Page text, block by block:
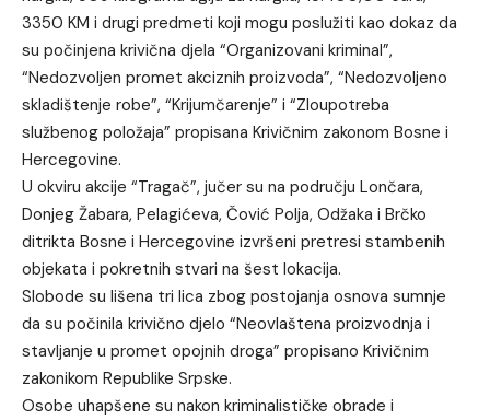
3350 KM i drugi predmeti koji mogu poslužiti kao dokaz da
su počinjena krivična djela “Organizovani kriminal”,
“Nedozvoljen promet akciznih proizvoda”, “Nedozvoljeno
skladištenje robe”, “Krijumčarenje” i “Zloupotreba
službenog položaja” propisana Krivičnim zakonom Bosne i
Hercegovine.
U okviru akcije “Tragač”, jučer su na području Lončara,
Donjeg Žabara, Pelagićeva, Čović Polja, Odžaka i Brčko
ditrikta Bosne i Hercegovine izvršeni pretresi stambenih
objekata i pokretnih stvari na šest lokacija.
Slobode su lišena tri lica zbog postojanja osnova sumnje
da su počinila krivično djelo “Neovlaštena proizvodnja i
stavljanje u promet opojnih droga” propisano Krivičnim
zakonikom Republike Srpske.
Osobe uhapšene su nakon kriminalističke obrade i